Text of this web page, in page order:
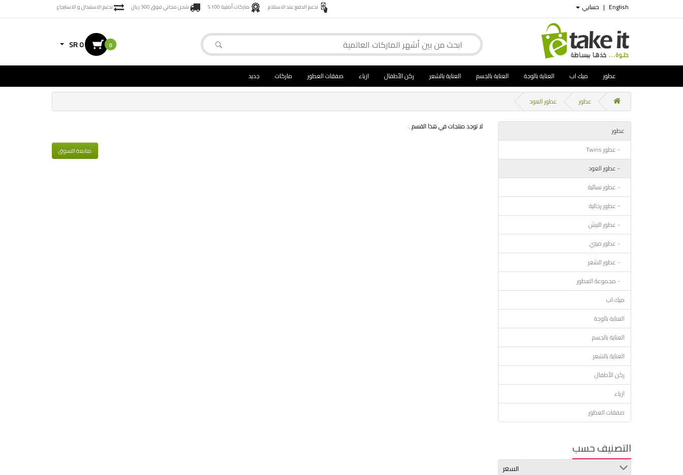
English
| حسابي ندعم الدفع عند الاستلام ماركات أصلية 100% شحن مجاني فوق 300 ريال ندعم الاستبدال و الاسترجاع
0
SR 0
عطور ميك اب العناية بالوجة العناية بالجسم العناية بالشعر ركن الأطفال ازياء صفقات العطور ماركات جديد
عطور عطور العود
عطور
- عطور Twins
- عطور العود
- عطور نسائية
- عطور رجالية
- عطور النيش
- عطور ميني
- عطور الشعر
- مجموعة العطور
ميك اب
العناية بالوجة
العناية بالجسم
العناية بالشعر
ركن الأطفال
ازياء
صفقات العطور
التصنيف حسب
السعر
لا توجد منتجات في هذا القسم .
متابعة التسوق